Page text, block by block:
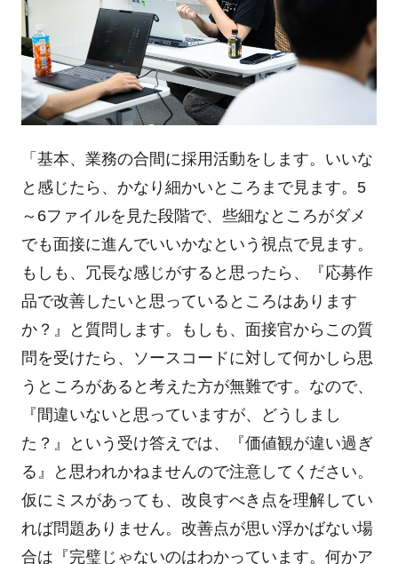
「基本、業務の合間に採用活動をします。いいな
と感じたら、かなり細かいところまで見ます。5
～6ファイルを見た段階で、些細なところがダメ
でも面接に進んでいいかなという視点で見ます。
もしも、冗長な感じがすると思ったら、『応募作
品で改善したいと思っているところはあります
か？』と質問します。もしも、面接官からこの質
問を受けたら、ソースコードに対して何かしら思
うところがあると考えた方が無難です。なので、
『間違いないと思っていますが、どうしまし
た？』という受け答えでは、『価値観が違い過ぎ
る』と思われかねませんので注意してください。
仮にミスがあっても、改良すべき点を理解してい
れば問題ありません。改善点が思い浮かばない場
合は『完璧じゃないのはわかっています。何かア